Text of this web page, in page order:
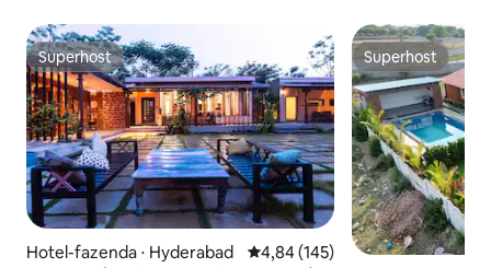
Superhost
Superhost
Hotel-fazenda ⋅ Hyderabad 4,84 de uma avaliação média de
4,84 (145)
Superhost
Superhost